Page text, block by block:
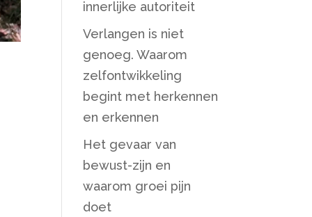
innerlijke autoriteit
Verlangen is niet
genoeg. Waarom
zelfontwikkeling
begint met herkennen
en erkennen
Het gevaar van
bewust-zijn en
waarom groei pijn
doet